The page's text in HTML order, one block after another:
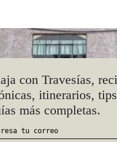
con Travesías,
itinerarios,
más completas.